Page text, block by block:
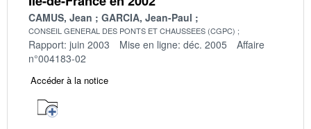
CAMUS, Jean GARCIA, Jean-Paul
CONSEIL GENERAL DES PONTS ET CHAUSSEES (CGPC)
Rapport: juin 2003 Mise en ligne: déc. 2005
Affaire
n°004183-02
Accéder à la notice